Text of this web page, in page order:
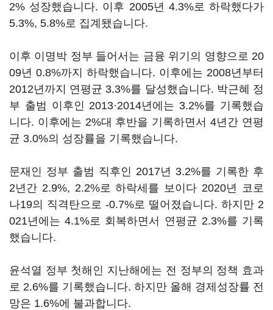
2% 성장했습니다. 이후 2005년 4.3%로 하락했다가
5.3%, 5.8%로 집계됐습니다.
이후 이명박 정부 들어서는 금융 위기의 영향으로 20
09년 0.8%까지 하락했습니다. 이후에는 2008년부터
2012년까지 연평균 3.3%를 달성했습니다. 박근혜 정
부 출범 이후인 2013·2014년에는 3.2%를 기록했습
니다. 이후에는 2%대 후반을 기록하면서 4년간 연평
균 3.0%의 성장률을 기록했습니다.
문재인 정부 출범 직후인 2017년 3.2%를 기록한 후
2년간 2.9%, 2.2%로 하락세를 보이다 2020년 코로
나19의 직격탄으로 -0.7%로 떨어졌습니다. 하지만 2
021년에는 4.1%로 회복하면서 연평균 2.3%를 기록
했습니다.
윤석열 정부 첫해인 지난해에는 전 정부의 정책 효과
로 2.6%를 기록했습니다. 하지만 올해 경제성장률 전
망은 1.6%에 불과합니다.